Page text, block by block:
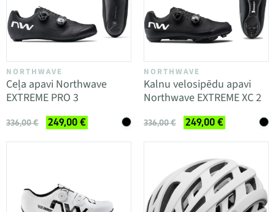
NORTHWAVE
Ceļa apavi Northwave
EXTREME PRO 3
336,00 € 249,00 €
NORTHWAVE
Kalnu velosipēdu apavi
Northwave EXTREME XC 2
336,00 € 249,00 €